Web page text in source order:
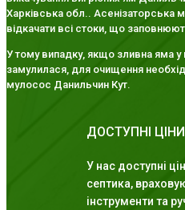
Харківська обл.. Асенізаторська
відкачати всі стоки, що
У тому випадку, якщо зливна яма
замулилася, для очищення
мулосос Данильчин Кут.
ДОСТУПНІ ЦІНИ
У нас доступні
септика,
інструменти та